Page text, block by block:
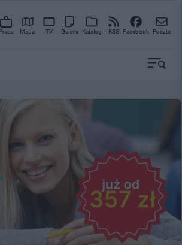
Praca Mapa TV Galeria Katalog RSS Facebook Poczta